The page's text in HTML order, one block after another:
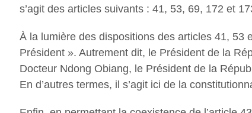
s’agit des articles suivants : 41, 53, 69, 172 et
À la lumière des dispositions des articles 41, 53
Président ». Autrement dit, le Président de la
Docteur Ndong Obiang, le Président de la
En d’autres termes, il s’agit ici de la